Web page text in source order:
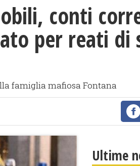
conti
per reati di
famiglia mafiosa Fontana
Ultime